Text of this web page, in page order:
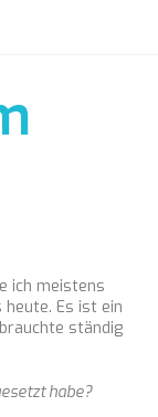
ich meistens
Es ist ein
ständig
habe?